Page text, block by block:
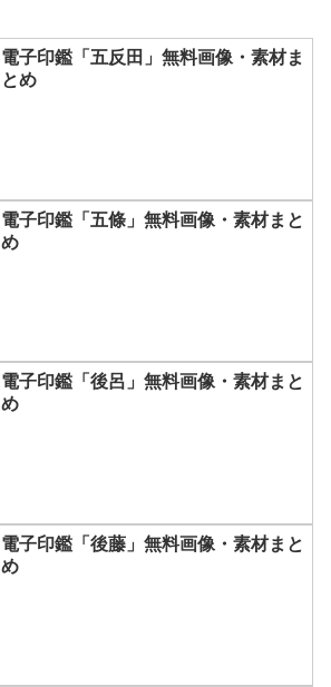
電子印鑑「五反田」無料画像・素材ま
とめ
電子印鑑「五條」無料画像・素材まと
め
電子印鑑「後呂」無料画像・素材まと
め
電子印鑑「後藤」無料画像・素材まと
め